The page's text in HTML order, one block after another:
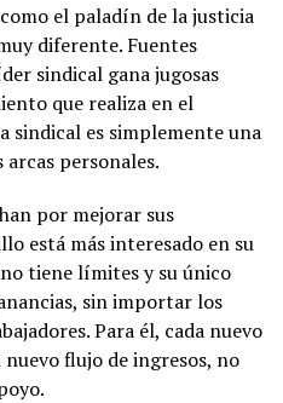
el paladín de la justicia
diferente. Fuentes
sindical gana jugosas
que realiza en el
sindical es simplemente una
personales.
por mejorar sus
está más interesado en su
tiene límites y su único
sin importar los
Para él, cada nuevo
flujo de ingresos, no